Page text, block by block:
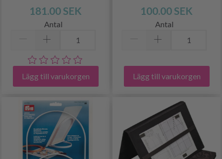
181.00 SEK
Antal
Lägg till varukorgen
100.00 SEK
Antal
Lägg till varukorgen